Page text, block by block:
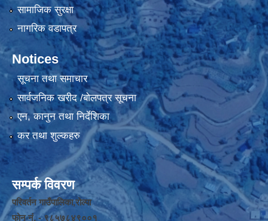
सामाजिक सुरक्षा
नागरिक वडापत्र
Notices
सूचना तथा समाचार
सार्वजनिक खरीद /बोलपत्र सूचना
एन, कानुन तथा निर्देशिका
कर तथा शुल्कहरु
सम्पर्क विवरण
परिवर्तन गाउँपालिका,रोल्पा
फोन नंं. - ९८५७८४९००१